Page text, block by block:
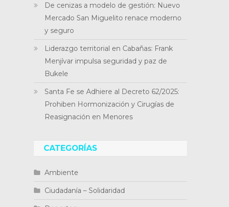
De cenizas a modelo de gestión: Nuevo
Mercado San Miguelito renace moderno
y seguro
Liderazgo territorial en Cabañas: Frank
Menjívar impulsa seguridad y paz de
Bukele
Santa Fe se Adhiere al Decreto 62/2025:
Prohiben Hormonización y Cirugías de
Reasignación en Menores
CATEGORÍAS
Ambiente
Ciudadanía – Solidaridad